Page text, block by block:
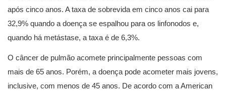
após cinco anos. A taxa de sobrevida em cinco anos cai para
32,9% quando a doença se espalhou para os linfonodos e,
quando há metástase, a taxa é de 6,3%.
O câncer de pulmão acomete principalmente pessoas com
mais de 65 anos. Porém, a doença pode acometer mais jovens,
inclusive, com menos de 45 anos. De acordo com a American